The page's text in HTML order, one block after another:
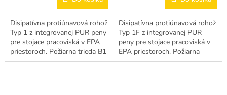
Disipatívna protiúnavová rohož
Typ 1 z integrovanej PUR peny
pre stojace pracoviská v EPA
priestoroch. Požiarna trieda B1
660 × 960 mm.
Disipatívna protiúnavová rohož
Typ 1F z integrovanej PUR
peny pre stojace pracoviská v
EPA priestoroch. Požiarna
trieda B1 (rozmery podľa